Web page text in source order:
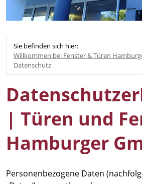
Sie befinden sich hier:
Willkommen bei Fenster & Türen
Datenschutz
| Türen und
Hamburger
Personenbezogene Daten